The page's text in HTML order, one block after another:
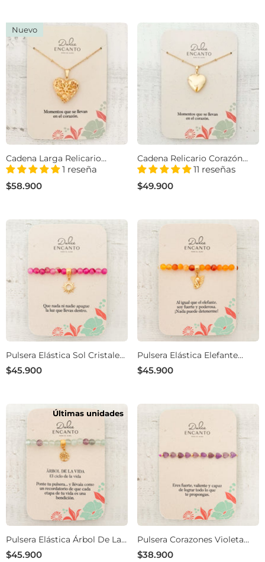
Nuevo
Cadena Larga Relicario
Corazón Filigrana Con
Significado
1 reseña
$58.900
Cadena Relicario Corazón
Dorado Con Significado
11 reseñas
$49.900
Pulsera Elástica Sol Cristales
Magenta
$45.900
Pulsera Elástica Elefante
Cristales Naranjado
$45.900
Últimas unidades
Pulsera Elástica Árbol De La
Vida Cristales Verde
$45.900
Pulsera Corazones Violeta
Hilo Morado Ajustable
$38.900